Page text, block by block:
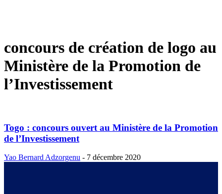
concours de création de logo au
Ministère de la Promotion de
l’Investissement
Togo : concours ouvert au Ministère de la Promotion
de l’Investissement
Yao Bernard Adzorgenu - 7 décembre 2020